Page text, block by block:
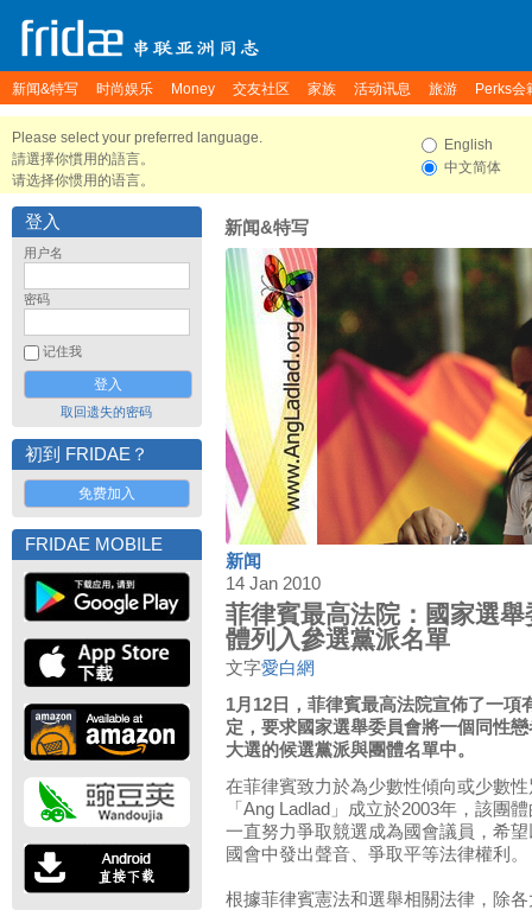
新闻&特写 时尚娱乐 Money 交友社区 家族 活动讯息 旅游 Perks会
Please select your preferred language.
請選擇你慣用的語言。
请选择你惯用的语言。
English
中文简体
登入
用户名
密码
记住我
取回遗失的密码
初到 FRIDAE？
免费加入
FRIDAE MOBILE
新闻&特写
新闻
14 Jan 2010
菲律賓最高法院：國家選
體列入參選黨派名單
文字愛白網
1月12日，菲律賓最高法院宣佈了一項
定，要求國家選舉委員會將一個同性
大選的候選黨派與團體名單中。
在菲律賓致力於為少數性傾向或少數
「Ang Ladlad」成立於2003年，該團
一直努力爭取競選成為國會議員，希
國會中發出聲音、爭取平等法律權利。
根據菲律賓憲法和選舉相關法律，除